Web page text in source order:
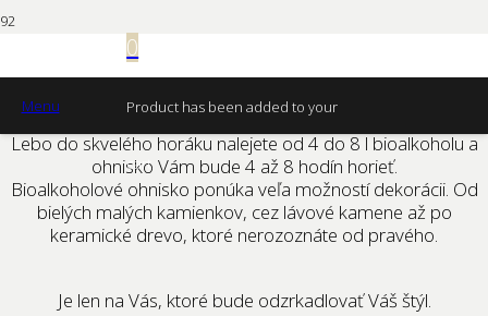
Menu
0
Product has been added to your
cart.
Ohniská na bioalkohol.
WAW. Tak toto sú ohniská pre pohodlných ľudi. Prečo?
Lebo do skvelého horáku nalejete od 4 do 8 l bioalkoholu a
ohnisko Vám bude 4 až 8 hodín horieť.
Bioalkoholové ohnisko ponúka veľa možností dekorácii. Od
bielých malých kamienkov, cez lávové kamene až po
keramické drevo, ktoré nerozoznáte od pravého.
Je len na Vás, ktoré bude odzrkadlovať Váš štýl.